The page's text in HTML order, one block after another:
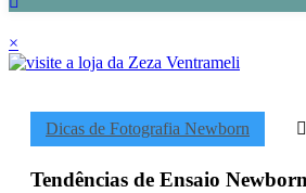
×
Dicas de Fotografia Newborn
Tendências de Ensaio